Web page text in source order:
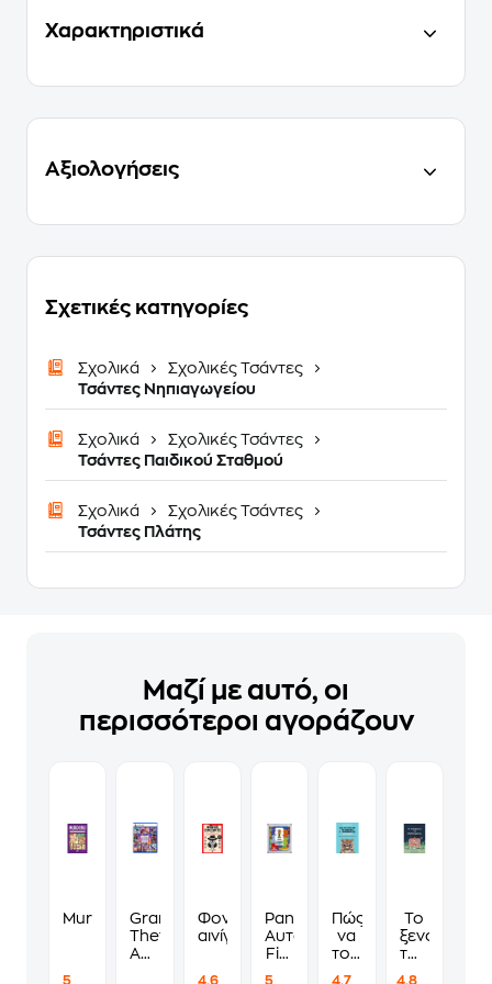
Χαρακτηριστικά
Αξιολογήσεις
Σχετικές κατηγορίες
Σχολικά
Σχολικές Τσάντες
Τσάντες Νηπιαγωγείου
Σχολικά
Σχολικές Τσάντες
Τσάντες Παιδικού Σταθμού
Σχολικά
Σχολικές Τσάντες
Τσάντες Πλάτης
Μαζί με αυτό, οι
περισσότεροι αγοράζουν
Murdoku
5
Grand
Theft
Auto
Φονικά
αινίγματα
4.6
Panini
Αυτοκόλλητα
Fifa
5
Πώς
να
τους
4.7
Το
ξενοδοχείο
των
4.8